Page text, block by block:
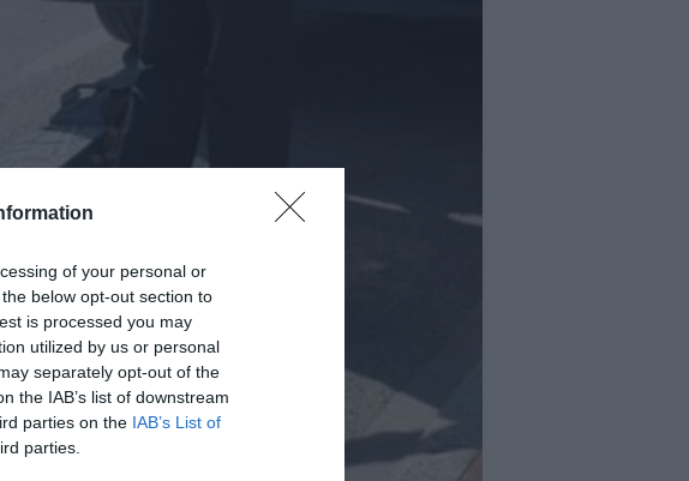
of your personal or
below opt-out section to
is processed you may
utilized by us or personal
separately opt-out of the
the IAB’s list of downstream
parties on the IAB’s List of
parties.